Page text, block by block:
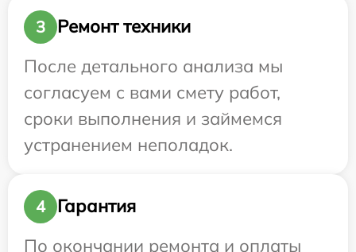
3
Ремонт техники
После детального анализа мы
согласуем с вами смету работ,
сроки выполнения и займемся
устранением неполадок.
4
Гарантия
По окончании ремонта и оплаты